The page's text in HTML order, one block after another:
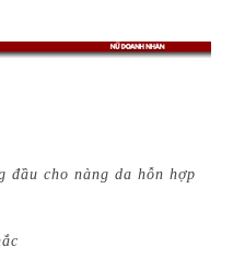
đầu cho nàng da hỗn hợp